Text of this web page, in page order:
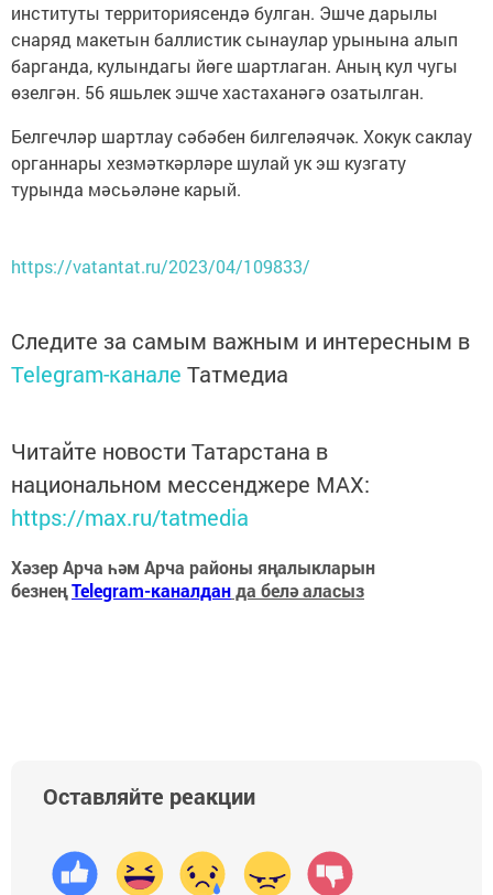
институты территориясендә булган. Эшче дарылы
снаряд макетын баллистик сынаулар урынына алып
барганда, кулындагы йөге шартлаган. Аның кул чугы
өзелгән. 56 яшьлек эшче хастаханәгә озатылган.
Белгечләр шартлау сәбәбен билгеләячәк. Хокук саклау
органнары хезмәткәрләре шулай ук эш кузгату
турында мәсьәләне карый.
https://vatantat.ru/2023/04/109833/
Следите за самым важным и интересным в
Telegram-канале Татмедиа
Читайте новости Татарстана в
национальном мессенджере MАХ:
https://max.ru/tatmedia
Хәзер Арча һәм Арча районы яңалыкларын
безнеңTelegram-каналданда белә аласыз
Оставляйте реакции